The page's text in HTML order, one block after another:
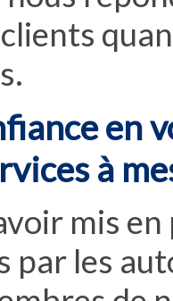
en
à
mis
par les